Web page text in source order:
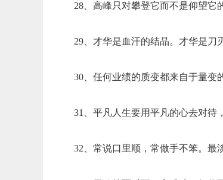
28、高峰只对攀登它而不是仰望它
29、才华是血汗的结晶。才华是刀
30、任何业绩的质变都来自于量变
31、平凡人生要用平凡的心去对待
32、常说口里顺，常做手不笨。最